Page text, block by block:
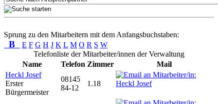
Sprung zu den Mitarbeitern mit dem Anfangsbuchstaben:
B E F G H J K L M O R S W
Telefonliste der Mitarbeiter/innen der Verwaltung
Name
Telefon Zimmer
Mail
Heckl Josef
Erster
Bürgermeister
08145
84-12
1.18